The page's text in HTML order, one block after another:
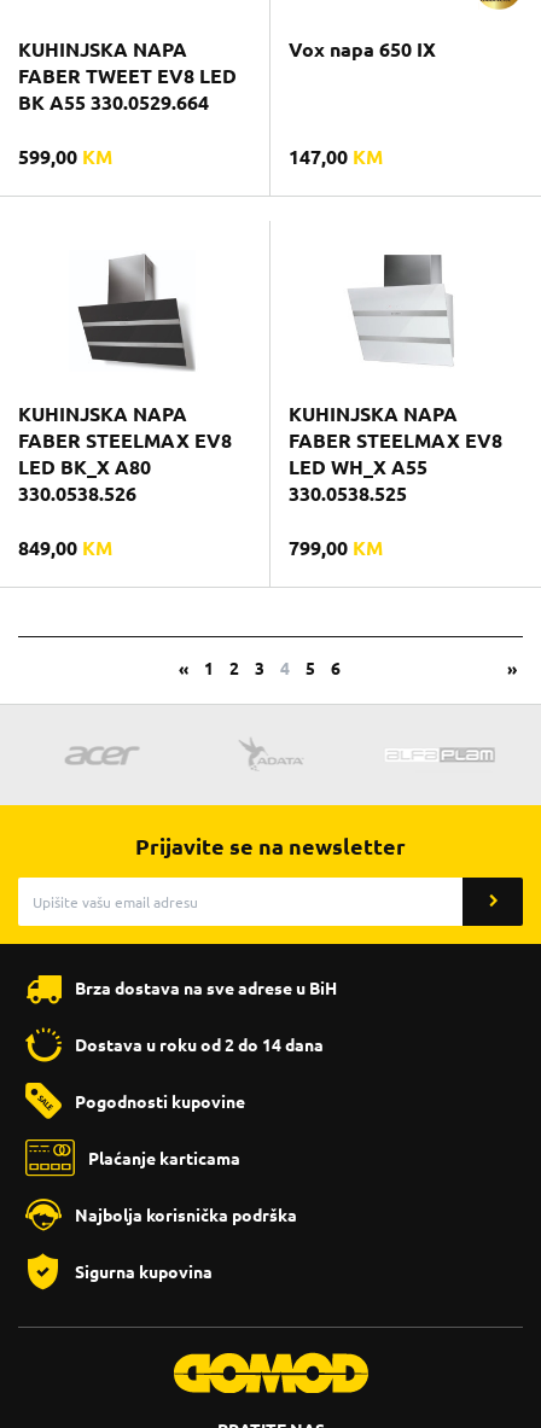
KUHINJSKA NAPA
FABER TWEET EV8 LED
BK A55 330.0529.664
599,00 KM
Vox napa 650 IX
147,00 KM
KUHINJSKA NAPA
FABER STEELMAX EV8
LED BK_X A80
330.0538.526
849,00 KM
KUHINJSKA NAPA
FABER STEELMAX EV8
LED WH_X A55
330.0538.525
799,00 KM
« 1 2 3 4 5 6 »
Prijavite se na newsletter
Brza dostava na sve adrese u BiH
Dostava u roku od 2 do 14 dana
Pogodnosti kupovine
Plaćanje karticama
Najbolja korisnička podrška
Sigurna kupovina